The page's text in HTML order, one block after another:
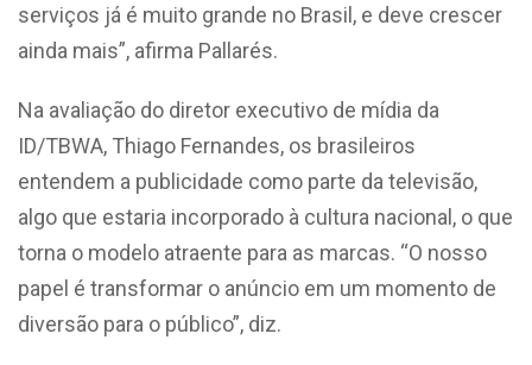
serviços já é muito grande no Brasil, e deve crescer
ainda mais”, afirma Pallarés.
Na avaliação do diretor executivo de mídia da
ID/TBWA, Thiago Fernandes, os brasileiros
entendem a publicidade como parte da televisão,
algo que estaria incorporado à cultura nacional, o que
torna o modelo atraente para as marcas. “O nosso
papel é transformar o anúncio em um momento de
diversão para o público”, diz.